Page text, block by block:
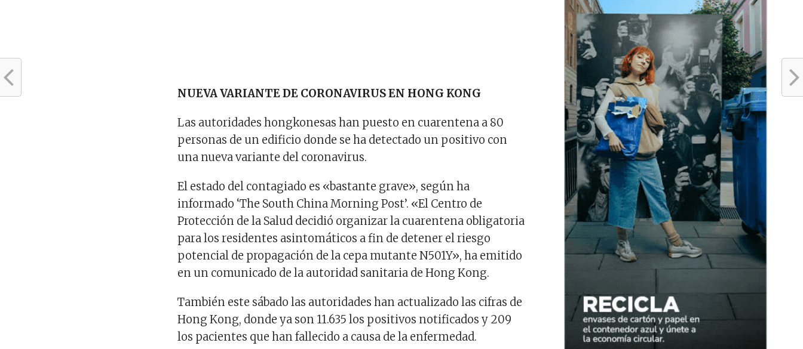
NUEVA VARIANTE DE CORONAVIRUS EN HONG KONG
Las autoridades hongkonesas han puesto en cuarentena a 80
personas de un edificio donde se ha detectado un positivo con
una nueva variante del coronavirus.
El estado del contagiado es «bastante grave», según ha
informado ‘The South China Morning Post’. «El Centro de
Protección de la Salud decidió organizar la cuarentena obligatoria
para los residentes asintomáticos a fin de detener el riesgo
potencial de propagación de la cepa mutante N501Y», ha emitido
en un comunicado de la autoridad sanitaria de Hong Kong.
También este sábado las autoridades han actualizado las cifras de
Hong Kong, donde ya son 11.635 los positivos notificados y 209
los pacientes que han fallecido a causa de la enfermedad.